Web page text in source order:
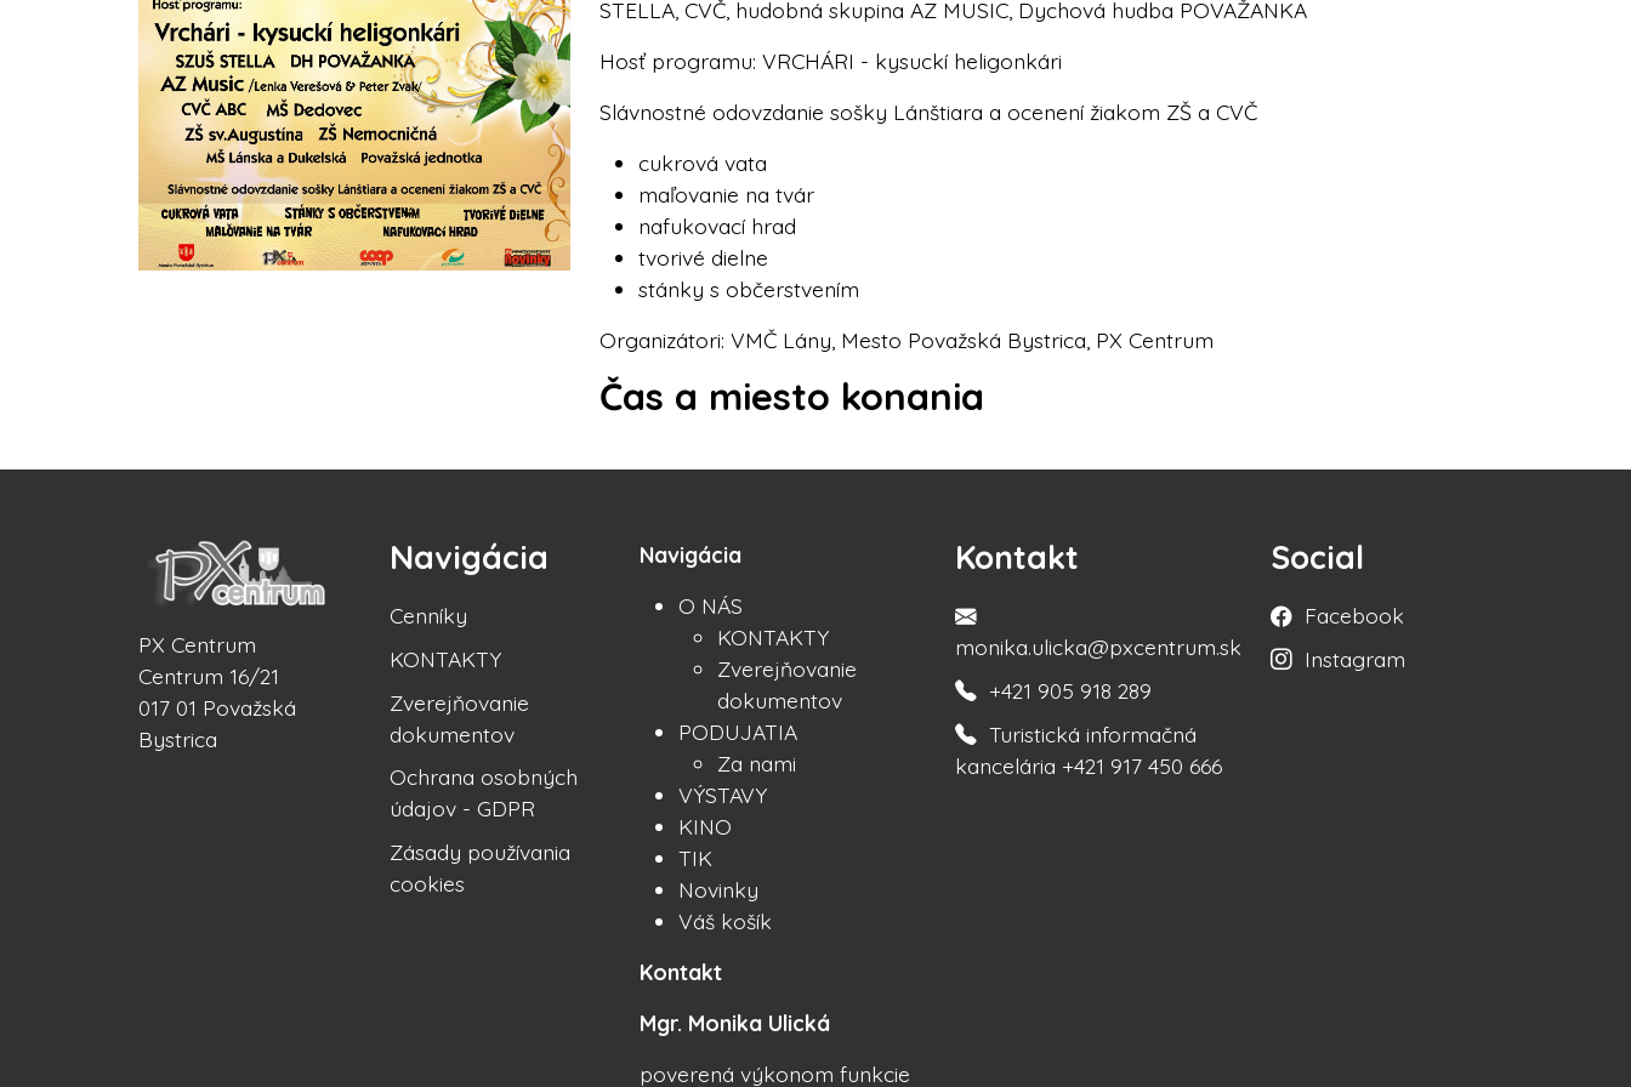
STELLA, CVČ, hudobná skupina AZ MUSIC, Dychová hudba POVAŽANKA
Hosť programu: VRCHÁRI - kysuckí heligonkári
Slávnostné odovzdanie sošky Lánštiara a ocenení žiakom ZŠ a CVČ
cukrová vata
maľovanie na tvár
nafukovací hrad
tvorivé dielne
stánky s občerstvením
Organizátori: VMČ Lány, Mesto Považská Bystrica, PX Centrum
Čas a miesto konania
PX Centrum
Centrum 16/21
017 01 Považská
Bystrica
Navigácia
Cenníky
KONTAKTY
Zverejňovanie
dokumentov
Ochrana osobných
údajov - GDPR
Zásady používania
cookies
Navigácia
O NÁS
KONTAKTY
Zverejňovanie
dokumentov
PODUJATIA
Za nami
VÝSTAVY
KINO
TIK
Novinky
Váš košík
Kontakt
Mgr. Monika Ulická
poverená výkonom funkcie
Kontakt
monika.ulicka@pxcentrum.sk
+421 905 918 289
Turistická informačná
kancelária +421 917 450 666
Social
Facebook
Instagram